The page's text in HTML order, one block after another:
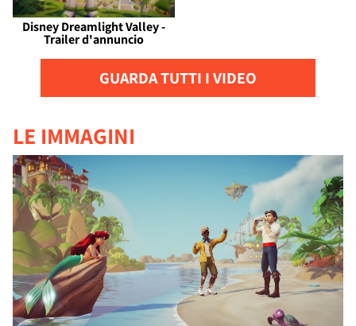
Disney Dreamlight Valley -
Trailer d'annuncio
GUARDA TUTTI I VIDEO
LE IMMAGINI